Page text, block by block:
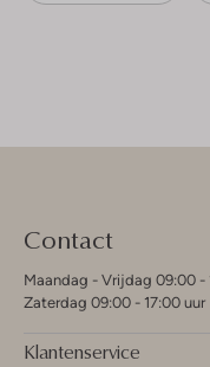
Contact
Maandag - Vrijdag 09:00 -
Zaterdag 09:00 - 17:00 uur
Klantenservice